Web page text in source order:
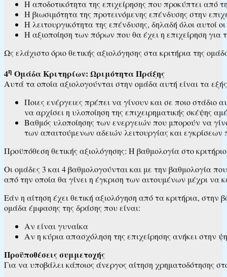
Η αποδοτικότητα της επιχείρησης που προκύπτει από
Η βιωσιμότητα της προτεινόμενης επένδυσης στην
Η λειτουργικότητα της επένδυσης, δηλαδή όλοι αυτοί
Η αξιοποίηση των πόρων που θα έχει η επιχείρηση για
Ως ελάχιστο όριο θετικής αξιολόγησης στα κριτήρια της
4η Ομάδα Κριτηρίων: Ωριμότητα Πράξης
Αυτά τα οποία αξιολογούνται στην ομάδα αυτή είναι τα
Ποιες ενέργειες πρέπει να γίνουν και σε ποιο
να αρχίσει η υλοποίηση της επιχειρηματικής σκέψης
Βαθμός υλοποίησης των ενεργειών που μπορούν να
των απαιτούμενων αδειών λειτουργίας και εγκρίσεων
Προϋπόθεση θετικής αξιολόγησης: Η βαθμολογία στο
Οι ομάδες 3 και 4 βαθμολογούνται και με την βαθμολογία
από την οποία θα γίνει η έγκριση των αιτουμένων μέχρι να
Εάν η αίτηση έχει θετική αξιολόγηση από τα κριτήρια,
ομάδα έμφασης της δράσης που είναι:
Αν είναι γυναίκα
Αν η κύρια απασχόληση της επιχείρησης ανήκει στην
Προϋποθέσεις συμμετοχής
Για να υποβάλει κάποιος άνεργος αίτηση χρηματοδότησης